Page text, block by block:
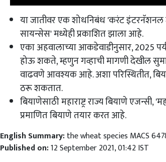
या जातीवर एक शोधनिबंध 'करंट
सायन्सेस' मध्येही प्रकाशित झाला आहे.
एका अहवालाच्या आकडेवाडीनुसार, 2025
होऊ शकते, म्हणुन गव्हाची मागणी देखील
वाढवणे आवश्यक आहे. अशा परिस्थितीत,
ठरू शकतात.
बियाणेसाठी महाराष्ट्र राज्य बियाणे एजन्सी,
प्रमाणित बियाणे तयार करत आहे.
Published on:12 September 2021, 01:42 IST